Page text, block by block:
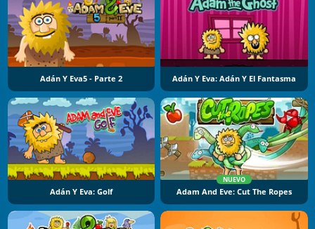
Adán Y Eva5 - Parte 2 Adán Y Eva: Adán Y El Fantasma
Adán Y Eva: Golf
NUEVO
Adam And Eve: Cut The Ropes